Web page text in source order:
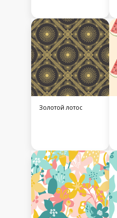
Золотой лотос